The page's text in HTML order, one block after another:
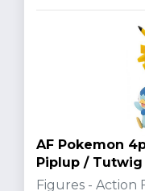
AF Pokemon
Piplup / Tutwig
Figures - Action